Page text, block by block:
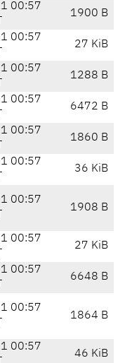
00:57
1900 B
00:57
27 KiB
00:57
1288 B
00:57
6472 B
00:57
1860 B
00:57
36 KiB
00:57
1908 B
00:57
27 KiB
00:57
6648 B
00:57
1864 B
00:57
46 KiB